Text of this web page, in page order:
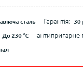
сталь Гарантія: 30
До 230 °C антипригарне